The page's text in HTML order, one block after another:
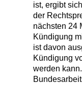
ist, ergibt
der
nächsten 24
Kündigung
ist davon
Kündigung
werden